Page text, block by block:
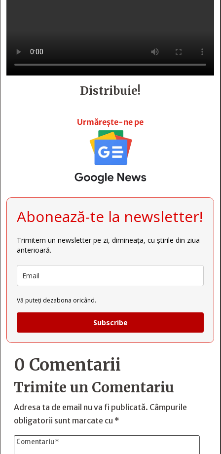
Distribuie!
Urmărește-ne pe
Abonează-te la newsletter!
Trimitem un newsletter pe zi, dimineața, cu știrile din ziua
anterioară.
Vă puteți dezabona oricând.
Subscribe
0 Comentarii
Trimite un Comentariu
Adresa ta de email nu va fi publicată. Câmpurile
obligatorii sunt marcate cu *